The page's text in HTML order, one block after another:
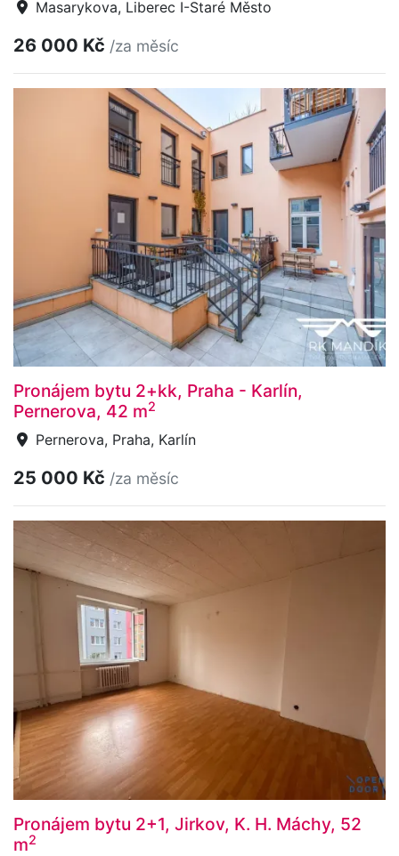
Masarykova, Liberec I-Staré Město
26 000 Kč /za měsíc
Pronájem bytu 2+kk, Praha - Karlín,
Pernerova, 42 m2
Pernerova, Praha, Karlín
25 000 Kč /za měsíc
Pronájem bytu 2+1, Jirkov, K. H. Máchy, 52
m2